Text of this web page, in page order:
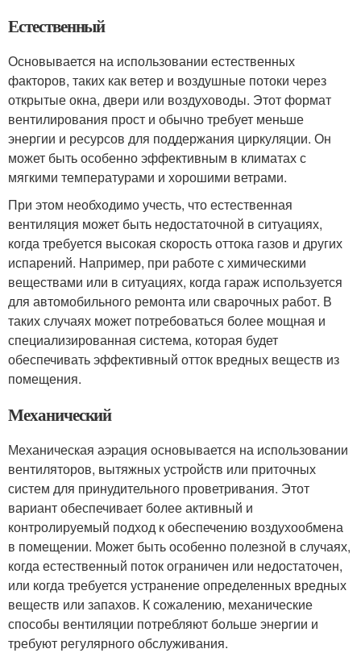
Естественный
Основывается на использовании естественных
факторов, таких как ветер и воздушные потоки через
открытые окна, двери или воздуховоды. Этот формат
вентилирования прост и обычно требует меньше
энергии и ресурсов для поддержания циркуляции. Он
может быть особенно эффективным в климатах с
мягкими температурами и хорошими ветрами.
При этом необходимо учесть, что естественная
вентиляция может быть недостаточной в ситуациях,
когда требуется высокая скорость оттока газов и других
испарений. Например, при работе с химическими
веществами или в ситуациях, когда гараж используется
для автомобильного ремонта или сварочных работ. В
таких случаях может потребоваться более мощная и
специализированная система, которая будет
обеспечивать эффективный отток вредных веществ из
помещения.
Механический
Механическая аэрация основывается на использовании
вентиляторов, вытяжных устройств или приточных
систем для принудительного проветривания. Этот
вариант обеспечивает более активный и
контролируемый подход к обеспечению воздухообмена
в помещении. Может быть особенно полезной в случаях,
когда естественный поток ограничен или недостаточен,
или когда требуется устранение определенных вредных
веществ или запахов. К сожалению, механические
способы вентиляции потребляют больше энергии и
требуют регулярного обслуживания.